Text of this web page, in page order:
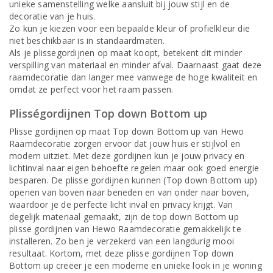
unieke samenstelling welke aansluit bij jouw stijl en de
decoratie van je huis.
Zo kun je kiezen voor een bepaalde kleur of profielkleur die
niet beschikbaar is in standaardmaten.
Als je plissegordijnen op maat koopt, betekent dit minder
verspilling van materiaal en minder afval. Daarnaast gaat deze
raamdecoratie dan langer mee vanwege de hoge kwaliteit en
omdat ze perfect voor het raam passen.
Plisségordijnen Top down Bottom up
Plisse gordijnen op maat Top down Bottom up van Hewo
Raamdecoratie zorgen ervoor dat jouw huis er stijlvol en
modern uitziet. Met deze gordijnen kun je jouw privacy en
lichtinval naar eigen behoefte regelen maar ook goed energie
besparen. De plisse gordijnen kunnen (Top down Bottom up)
openen van boven naar beneden en van onder naar boven,
waardoor je de perfecte licht inval en privacy krijgt. Van
degelijk materiaal gemaakt, zijn de top down Bottom up
plisse gordijnen van Hewo Raamdecoratie gemakkelijk te
installeren. Zo ben je verzekerd van een langdurig mooi
resultaat. Kortom, met deze plisse gordijnen Top down
Bottom up creëer je een moderne en unieke look in je woning